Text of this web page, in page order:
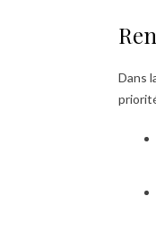
Dans